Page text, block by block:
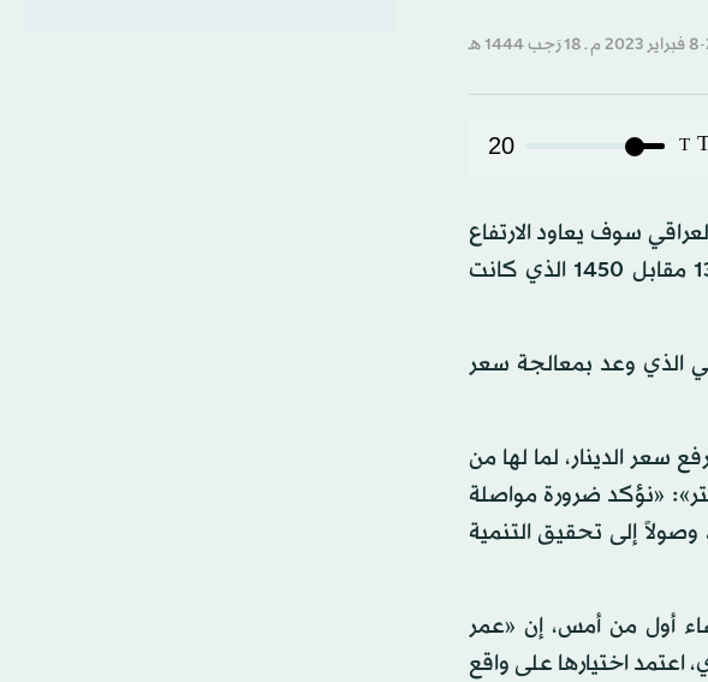
T
20
سوف يعاود الارتفاع
أمام الدولار الأميركي، قرر البنك المركزي العراقي تخفيض سعر صرف الدولار أمام الدينار؛ إلى 1300 مقابل 1450 الذي كانت
مضي 100 يوم على حكومة السوداني الذي وعد بمعالجة سعر
سعر الدينار، لما لها من
«نؤكد ضرورة مواصلة
وصولاً إلى تحقيق التنمية
أول من أمس، إن «عمر
الوزاري، اعتمد اختيارها على واقع